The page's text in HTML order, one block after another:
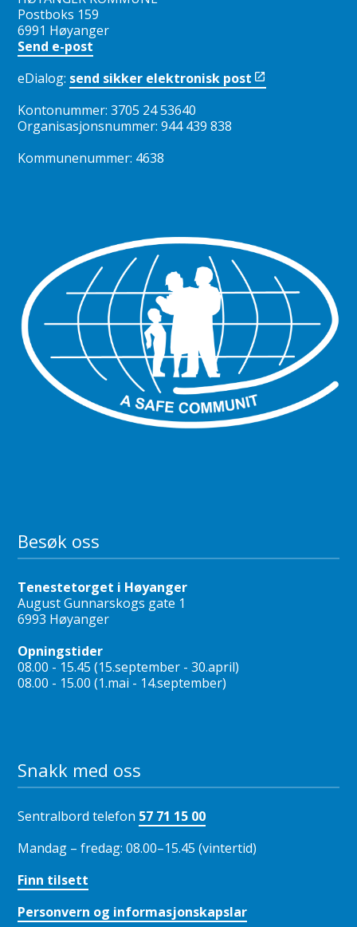
Postboks 159
6991 Høyanger
Send e-post
eDialog: send sikker elektronisk post
Kontonummer: 3705 24 53640
Organisasjonsnummer: 944 439 838
Kommunenummer: 4638
Besøk oss
Tenestetorget i Høyanger
August Gunnarskogs gate 1
6993 Høyanger
Opningstider
08.00 - 15.45 (15.september - 30.april)
08.00 - 15.00 (1.mai - 14.september)
Snakk med oss
Sentralbord telefon 57 71 15 00
Mandag – fredag: 08.00–15.45 (vintertid)
Finn tilsett
Personvern og informasjonskapslar